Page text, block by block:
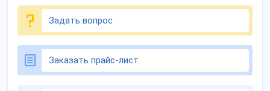
Задать вопрос
Заказать прайс-лист